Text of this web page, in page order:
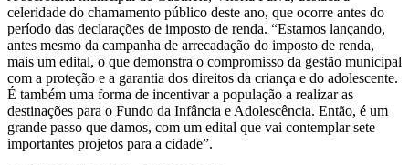
celeridade do chamamento público deste ano, que ocorre antes do
período das declarações de imposto de renda. “Estamos lançando,
antes mesmo da campanha de arrecadação do imposto de renda,
mais um edital, o que demonstra o compromisso da gestão municipal
com a proteção e a garantia dos direitos da criança e do adolescente.
É também uma forma de incentivar a população a realizar as
destinações para o Fundo da Infância e Adolescência. Então, é um
grande passo que damos, com um edital que vai contemplar sete
importantes projetos para a cidade”.